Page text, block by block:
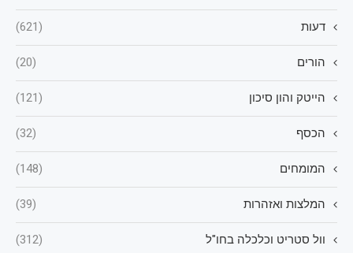
דעות (621)
הורים (20)
הייטק והון סיכון (121)
הכסף (32)
המומחים (148)
המלצות ואזהרות (39)
וול סטריט וכלכלה בחו"ל (312)